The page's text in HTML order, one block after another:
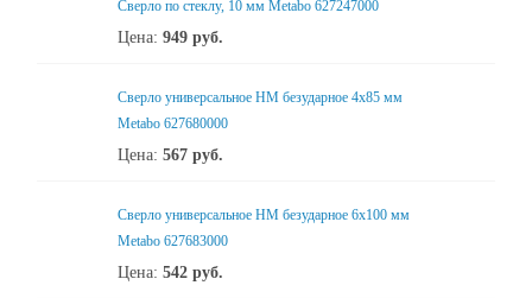
Сверло по стеклу, 10 мм Metabo 627247000
Цена: 949 руб.
Сверло универсальное НМ безударное 4x85 мм
Metabo 627680000
Цена: 567 руб.
Сверло универсальное НМ безударное 6x100 мм
Metabo 627683000
Цена: 542 руб.